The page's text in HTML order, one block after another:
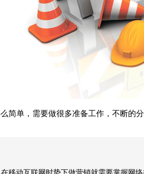
简单，需要做很多准备工作，不断的
移动互联网时势下做营销就需要掌握网络